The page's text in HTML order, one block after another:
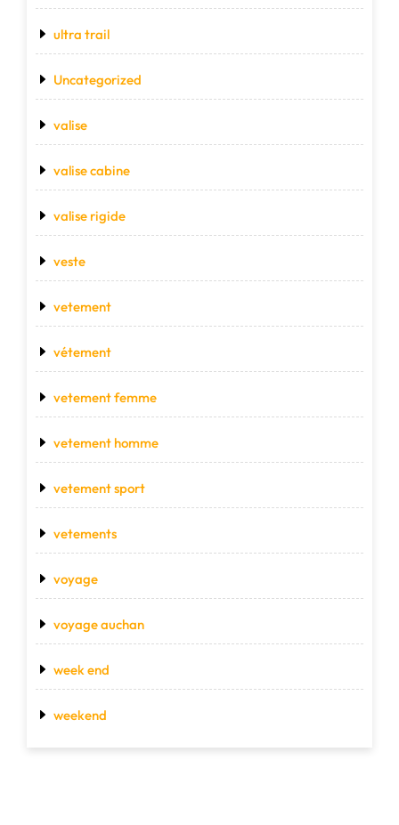
ultra trail
Uncategorized
valise
valise cabine
valise rigide
veste
vetement
vétement
vetement femme
vetement homme
vetement sport
vetements
voyage
voyage auchan
week end
weekend